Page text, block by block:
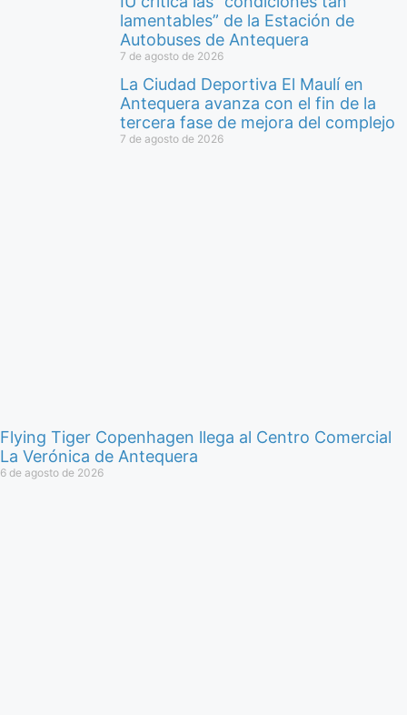
lamentables” de la Estación de
Autobuses de Antequera
7 de agosto de 2026
La Ciudad Deportiva El Maulí en
Antequera avanza con el fin de la
tercera fase de mejora del complejo
7 de agosto de 2026
Flying Tiger Copenhagen llega al Centro Comercial
La Verónica de Antequera
6 de agosto de 2026